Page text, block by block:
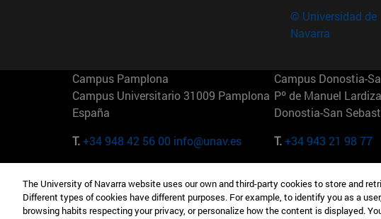
© Universidad de
Navarra
Campus Pamplona
Campus Universitario 31009 Pamplona
España
T.+34 948 42 56 00 info@unav.es
Campus Donostia-
Pº de Manuel
Donostia-San
T.+34 943 21 98 77
Camino del Cerro Águila 3 28023
Madrid España
165 W 57th St
EE.UU
The University of Navarra website uses our own and third-party cookies to store and
Different types of cookies have different purposes. For example, to identify you as a
browsing habits respecting your privacy, or personalize how the content is displayed.